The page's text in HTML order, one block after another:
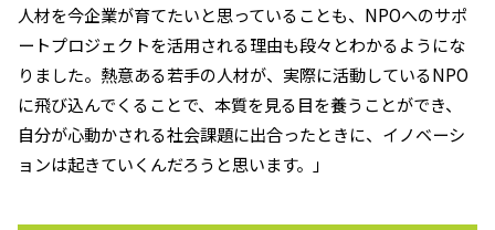
人材を今企業が育てたいと思っていることも、NPOへのサポ
ートプロジェクトを活用される理由も段々とわかるようにな
りました。熱意ある若手の人材が、実際に活動しているNPO
に飛び込んでくることで、本質を見る目を養うことができ、
自分が心動かされる社会課題に出合ったときに、イノベーシ
ョンは起きていくんだろうと思います。」